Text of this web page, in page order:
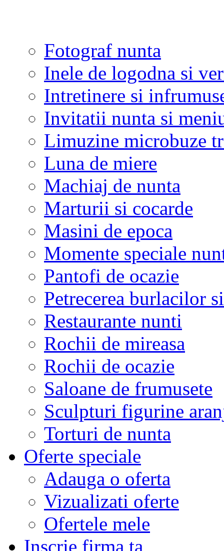
Fotograf nunta
Inele de logodna si
Intretinere si
Invitatii nunta si
Limuzine microbuze
Luna de miere
Machiaj de nunta
Marturii si cocarde
Masini de epoca
Momente speciale
Pantofi de ocazie
Petrecerea burlacilor
Restaurante nunti
Rochii de mireasa
Rochii de ocazie
Saloane de frumusete
Sculpturi figurine
Torturi de nunta
Oferte speciale
Adauga o oferta
Vizualizati oferte
Ofertele mele
Inscrie firma ta